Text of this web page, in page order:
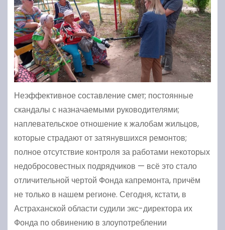
Неэффективное составление смет; постоянные
скандалы с назначаемыми руководителями;
наплевательское отношение к жалобам жильцов,
которые страдают от затянувшихся ремонтов;
полное отсутствие контроля за работами некоторых
недобросовестных подрядчиков — всё это стало
отличительной чертой Фонда капремонта, причём
не только в нашем регионе. Сегодня, кстати, в
Астраханской области судили экс-директора их
Фонда по обвинению в злоупотреблении